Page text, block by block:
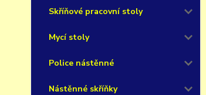
Skříňové pracovní stoly
Mycí stoly
Police nástěnné
Nástěnné skříňky